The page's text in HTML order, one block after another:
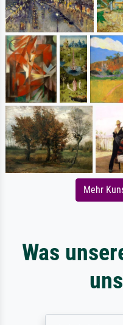
Mehr
Was